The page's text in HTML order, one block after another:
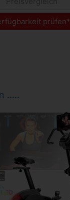
prüfen*
…..